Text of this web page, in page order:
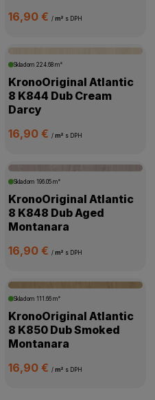
16,90 € / m² s DPH
Skladom 224.68 m²
KronoOriginal Atlantic
8 K844 Dub Cream
Darcy
16,90 € / m² s DPH
Skladom 196.05 m²
KronoOriginal Atlantic
8 K848 Dub Aged
Montanara
16,90 € / m² s DPH
Skladom 111.66 m²
KronoOriginal Atlantic
8 K850 Dub Smoked
Montanara
16,90 € / m² s DPH